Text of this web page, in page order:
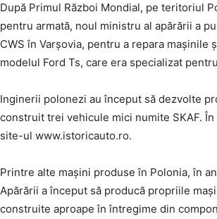
După Primul Război Mondial, pe teritoriul
pentru armată, noul ministru al apărării a
CWS în Varșovia, pentru a repara
modelul Ford Ts, care era specializat
Inginerii polonezi au început să dezvolte
construit trei vehicule mici numite SKAF.
site-ul www.istoricauto.ro.
Printre alte mașini produse în Polonia, în
Apărării a început să producă propriile
construite aproape în întregime din